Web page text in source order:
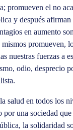
promueven el no
y después
en aumento
mismos promueven,
nuestras fuerzas a
odio, desprecio
salud en todos los
por una sociedad
la solidaridad